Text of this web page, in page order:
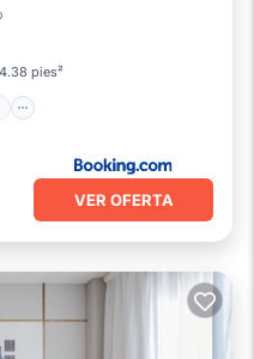
a continuación para
pies²
VER OFERTA